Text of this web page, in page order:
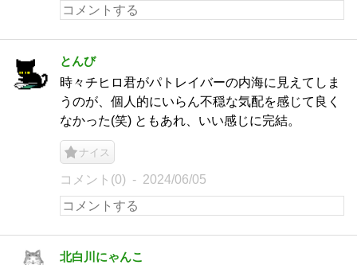
とんび
時々チヒロ君がパトレイバーの内海に見えてしま
うのが、個人的にいらん不穏な気配を感じて良く
なかった(笑) ともあれ、いい感じに完結。
ナイス
コメント(0) 2024/06/05
北白川にゃんこ